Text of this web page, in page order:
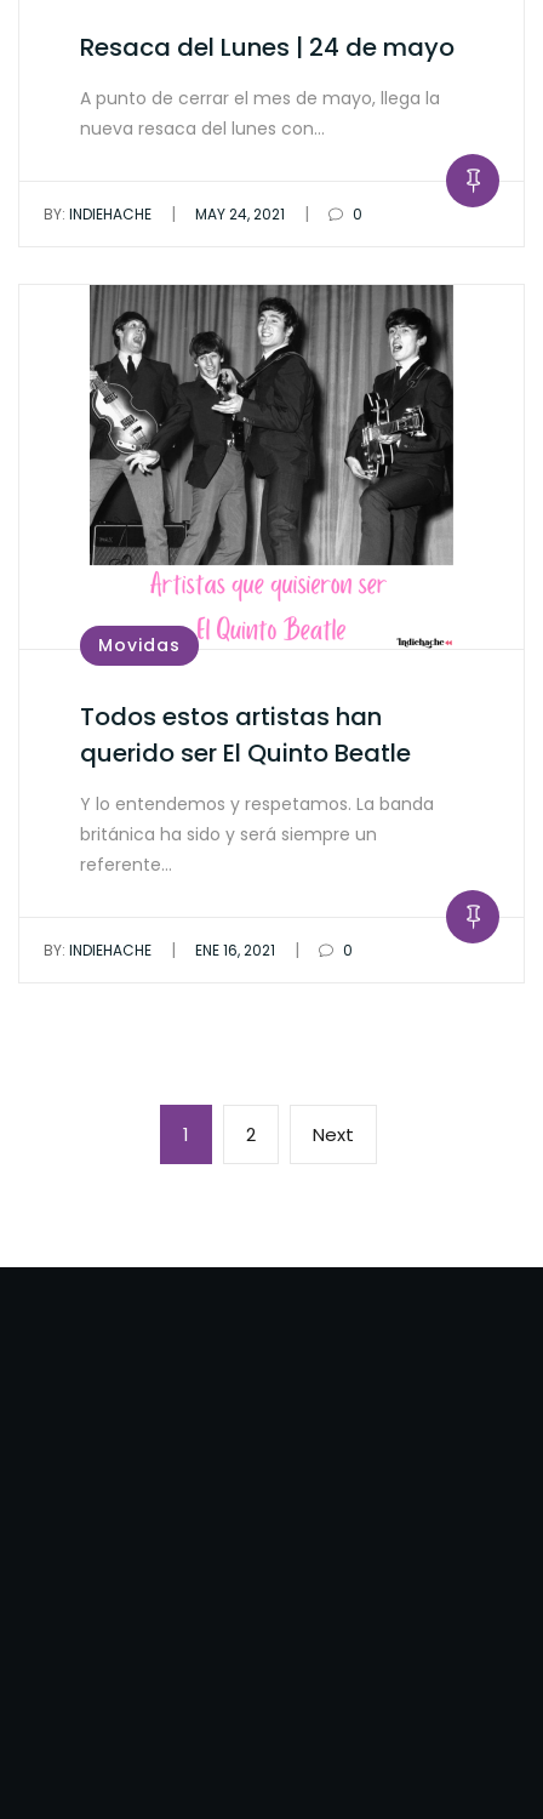
Resaca del Lunes | 24 de mayo
A punto de cerrar el mes de mayo, llega la
nueva resaca del lunes con…
BY: INDIEHACHE | MAY 24, 2021 | 0
Movidas
Todos estos artistas han
querido ser El Quinto Beatle
Y lo entendemos y respetamos. La banda
británica ha sido y será siempre un
referente…
BY: INDIEHACHE | ENE 16, 2021 | 0
Page
1 Page
2 Next
page